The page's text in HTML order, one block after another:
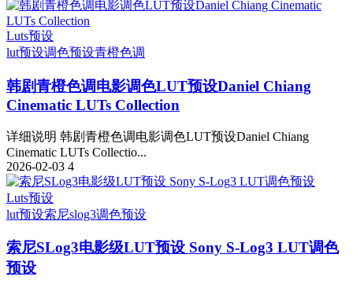
Luts预设
lut预设调色预设青橙色调
韩剧青橙色调电影调色LUT预设Daniel Chiang
Cinematic LUTs Collection
详细说明 韩剧青橙色调电影调色LUT预设Daniel Chiang
Cinematic LUTs Collectio...
2026-02-03 4
Luts预设
lut预设索尼slog3调色预设
索尼SLog3电影级LUT预设 Sony S-Log3 LUT调色
预设